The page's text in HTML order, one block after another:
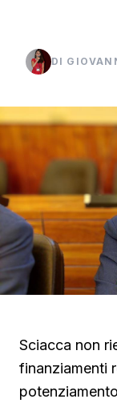
DI
Sciacca non
finanziamenti